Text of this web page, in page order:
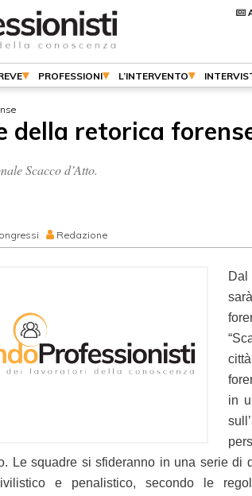
PROFESSIONI L’INTERVENTO
della retorica
Scacco d’Atto.
Redazione
in
Le squadre si sfideranno in una serie di
e penalistico, secondo le